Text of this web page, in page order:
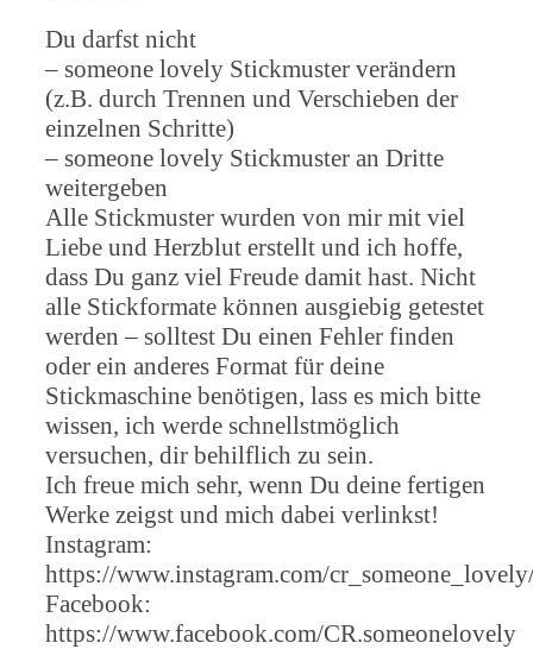
Du darfst nicht
– someone lovely Stickmuster verändern
(z.B. durch Trennen und Verschieben der
einzelnen Schritte)
– someone lovely Stickmuster an Dritte
weitergeben
Alle Stickmuster wurden von mir mit viel
Liebe und Herzblut erstellt und ich hoffe,
dass Du ganz viel Freude damit hast. Nicht
alle Stickformate können ausgiebig getestet
werden – solltest Du einen Fehler finden
oder ein anderes Format für deine
Stickmaschine benötigen, lass es mich bitte
wissen, ich werde schnellstmöglich
versuchen, dir behilflich zu sein.
Ich freue mich sehr, wenn Du deine fertigen
Werke zeigst und mich dabei verlinkst!
Instagram:
https://www.instagram.com/
Facebook:
https://www.facebook.com/CR.someonelovely